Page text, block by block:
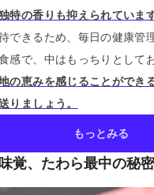
特の香りも抑えられています
できるため、毎日の健康管
感で、中はもっちりとして
の恵みを感じることができ
りましょう。
もっとみる
覚、たわら最中の秘密